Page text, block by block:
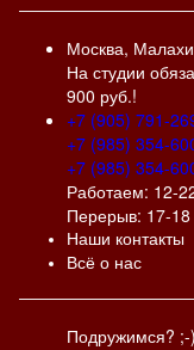
Москва,
На студии
900 руб.!
+7 (905) 791-
+7 (985) 354-
+7 (985) 354-
Работаем: 12-
Перерыв: 17-18
Наши контакты
Всё о нас
Подружимся? ;-)